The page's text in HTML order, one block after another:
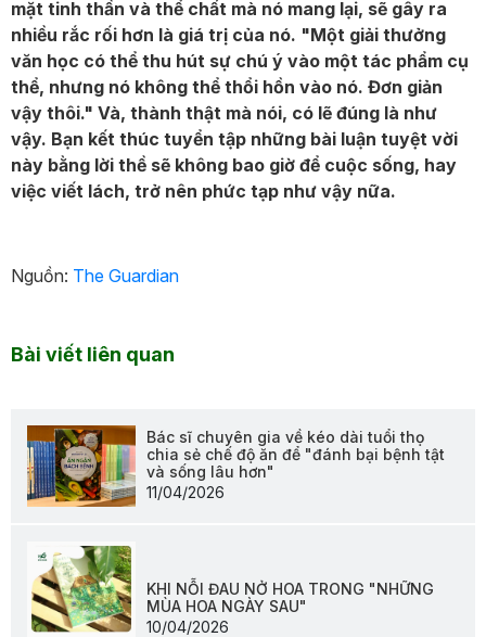
mặt tinh thần và thể chất mà nó mang lại, sẽ gây ra
nhiều rắc rối hơn là giá trị của nó. "Một giải thưởng
văn học có thể thu hút sự chú ý vào một tác phẩm cụ
thể, nhưng nó không thể thổi hồn vào nó. Đơn giản
vậy thôi." Và, thành thật mà nói, có lẽ đúng là như
vậy. Bạn kết thúc tuyển tập những bài luận tuyệt vời
này bằng lời thề sẽ không bao giờ để cuộc sống, hay
việc viết lách, trở nên phức tạp như vậy nữa.
Nguồn: The Guardian
Bài viết liên quan
Bác sĩ chuyên gia về kéo dài tuổi thọ
chia sẻ chế độ ăn để "đánh bại bệnh tật
và sống lâu hơn"
11/04/2026
KHI NỖI ĐAU NỞ HOA TRONG "NHỮNG
MÙA HOA NGÀY SAU"
10/04/2026